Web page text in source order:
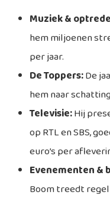
Muziek &
hem miljoenen
per jaar.
De Toppers:De
hem naar
Televisie:Hij
op RTL en SBS,
euro’s per
Evenementen
Boom treedt